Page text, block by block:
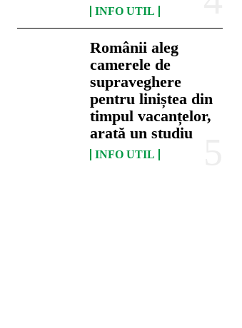
INFO UTIL
Românii aleg
camerele de
supraveghere
pentru liniștea din
timpul vacanțelor,
arată un studiu
INFO UTIL